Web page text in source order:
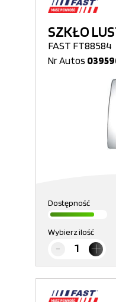
SZKŁO
FAST FT88584
Nr Autos
Dostępność
Wybierz ilość